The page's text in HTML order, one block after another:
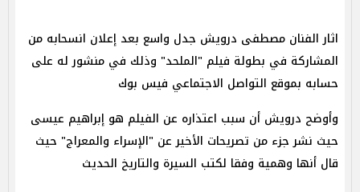
اثار الفنان مصطفى درويش جدل واسع بعد إعلان انسحابه من
المشاركة في بطولة فيلم "الملحد" وذلك في منشور له على
حسابه بموقع التواصل الاجتماعي فيس بوك
وأوضح درويش أن سبب اعتذاره عن الفيلم هو إبراهيم عيسى
حيث نشر جزء من تصريحات الأخير عن "الإسراء والمعراج" حيث
قال أنها وهمية وفقا لكتب السيرة والتاريخ الحديث